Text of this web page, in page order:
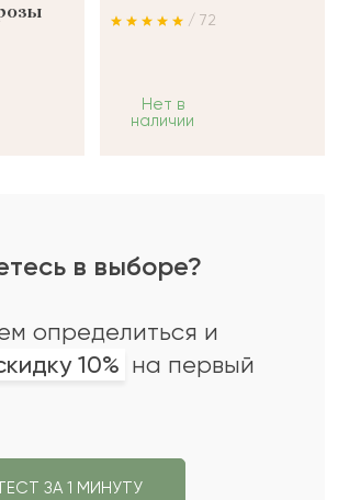
/ 72
Нет в
наличии
в выборе?
определиться и
10% на первый
ЗА 1 МИНУТУ